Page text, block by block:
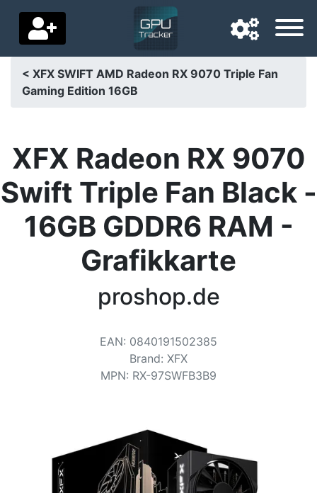
Langue de navigation
Accueil
Baisses de prix
Paramètres
Soutenez-nous
Contactez-nous
< XFX SWIFT AMD Radeon RX 9070 Triple Fan
Gaming Edition 16GB
XFX Radeon RX 9070
Swift Triple Fan Black -
16GB GDDR6 RAM -
Grafikkarte
proshop.de
EAN: 0840191502385
Brand: XFX
MPN: RX-97SWFB3B9